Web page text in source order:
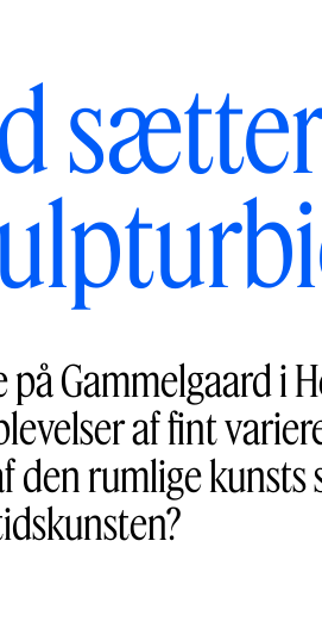
Gammelgaard i
af fint
den rumlige